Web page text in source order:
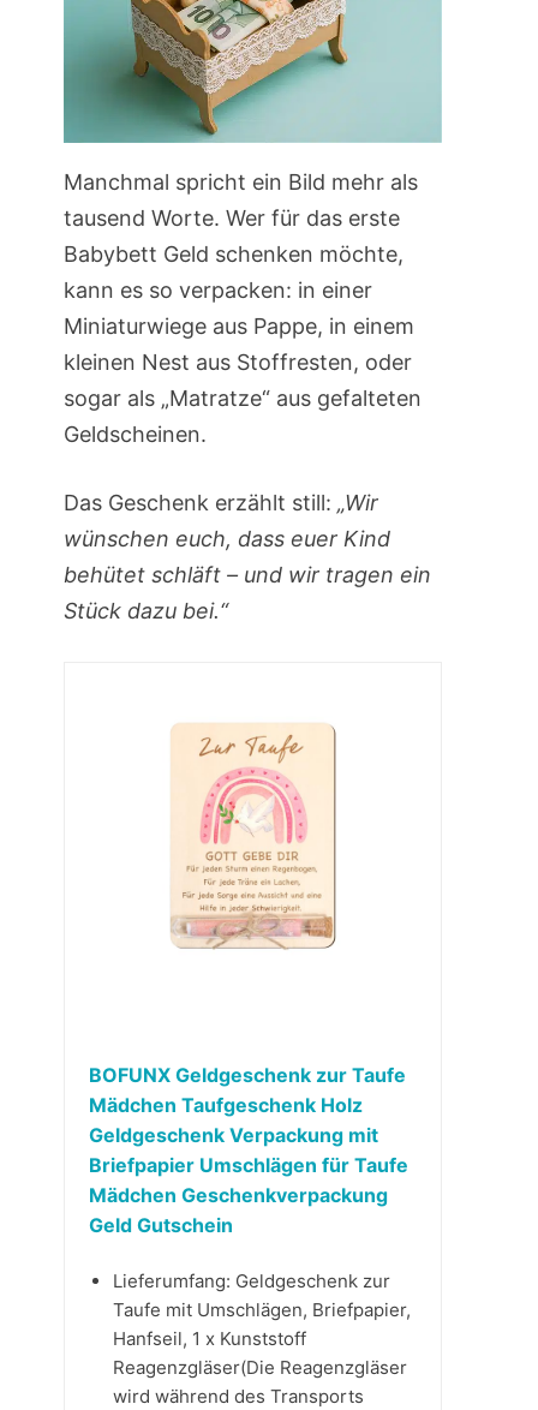
Manchmal spricht ein Bild mehr als
tausend Worte. Wer für das erste
Babybett Geld schenken möchte,
kann es so verpacken: in einer
Miniaturwiege aus Pappe, in einem
kleinen Nest aus Stoffresten, oder
sogar als „Matratze“ aus gefalteten
Geldscheinen.
Das Geschenk erzählt still: „Wir
wünschen euch, dass euer Kind
behütet schläft – und wir tragen ein
Stück dazu bei.“
BOFUNX Geldgeschenk zur Taufe
Mädchen Taufgeschenk Holz
Geldgeschenk Verpackung mit
Briefpapier Umschlägen für Taufe
Mädchen Geschenkverpackung
Geld Gutschein
Lieferumfang: Geldgeschenk zur
Taufe mit Umschlägen, Briefpapier,
Hanfseil, 1 x Kunststoff
Reagenzgläser(Die Reagenzgläser
wird während des Transports